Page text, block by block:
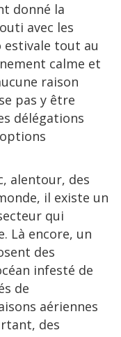
donné la
avec les
estivale tout au
calme et
raison
pas y être
délégations
alentour, des
il existe un
qui
Là encore, un
des
infesté de
de
aériennes
des